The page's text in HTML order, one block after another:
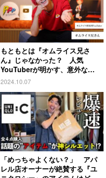
もともとは『オムライス兄さ
ん』じゃなかった？ 人気
YouTuberが明かす、意外な過
去とは
2024.10.07
「めっちゃよくない？」 アパ
レル店オーナーが絶賛する『ユ